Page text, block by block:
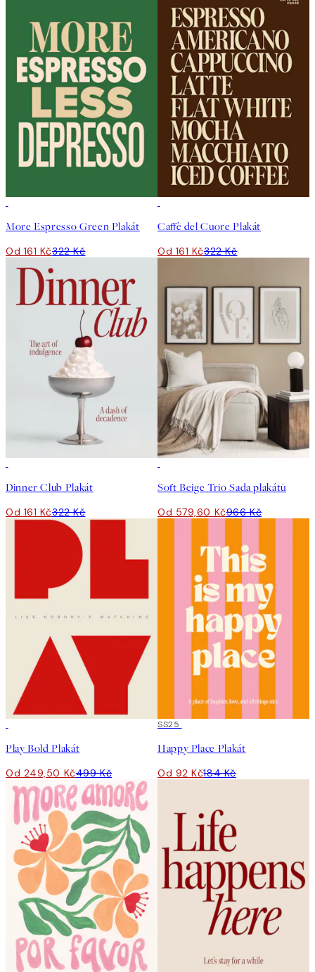
More Espresso Green Plakát
Od 161 Kč322 Kč
Caffè del Cuore Plakát
Od 161 Kč322 Kč
Dinner Club Plakát
Od 161 Kč322 Kč
Soft Beige Trio Sada plakátů
Od 579,60 Kč966 Kč
Play Bold Plakát
Od 249,50 Kč499 Kč
50%*
SS25
Happy Place Plakát
Od 92 Kč184 Kč